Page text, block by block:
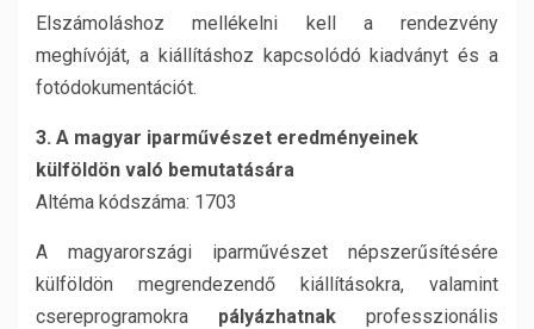
Elszámoláshoz mellékelni kell a rendezvény
meghívóját, a kiállításhoz kapcsolódó kiadványt és a
fotódokumentációt.
3. A magyar iparművészet eredményeinek
külföldön való bemutatására
Altéma kódszáma: 1703
A magyarországi iparművészet népszerűsítésére
külföldön megrendezendő kiállításokra, valamint
csereprogramokra pályázhatnak professzionális